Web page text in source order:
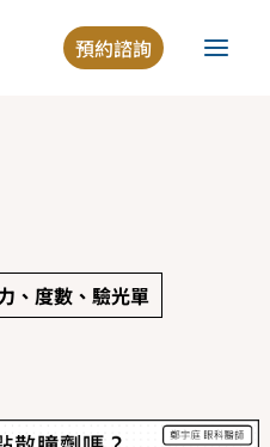
預約諮詢
、度數、驗光單